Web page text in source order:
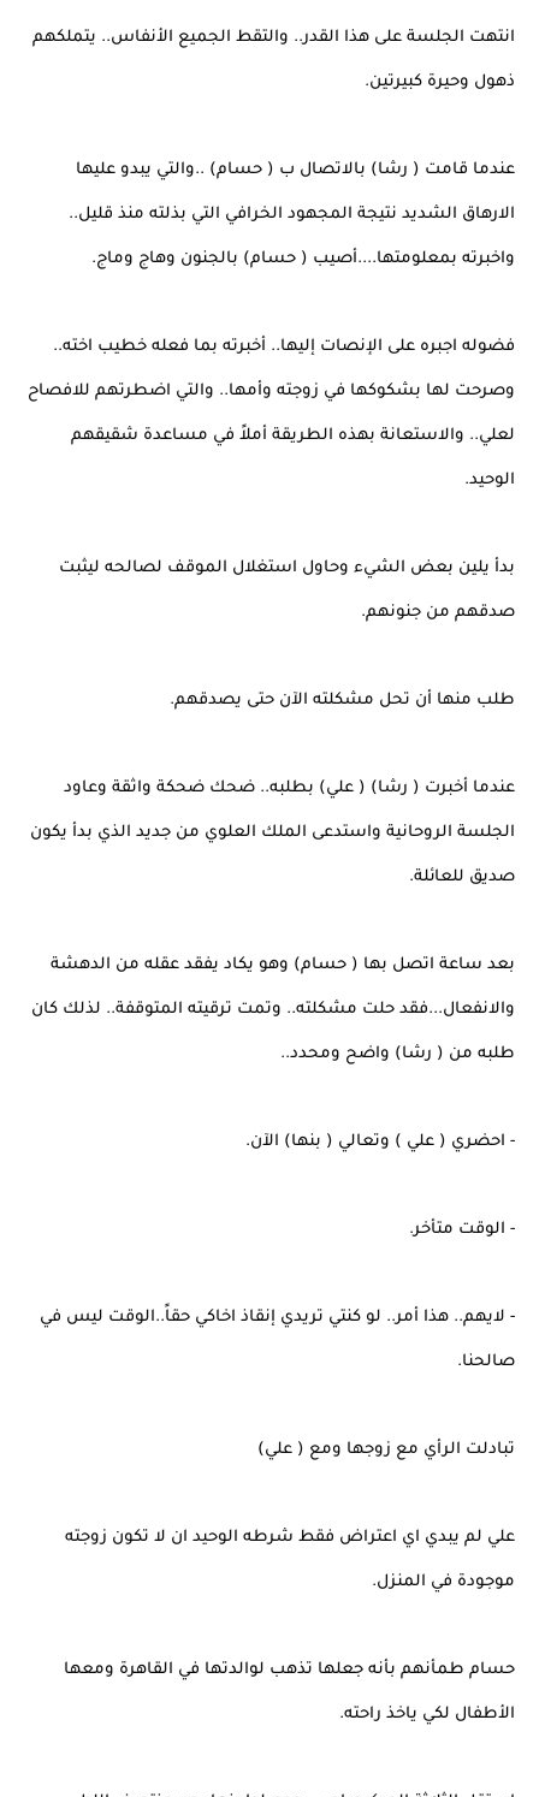
انتهت الجلسة على هذا القدر.. والتقط الجميع الأنفاس.. يتملكهم
ذهول وحيرة كبيرتين.
عندما قامت ( رشا) بالاتصال ب ( حسام) ..والتي يبدو عليها
الارهاق الشديد نتيجة المجهود الخرافي التي بذلته منذ قليل..
واخبرته بمعلومتها....أصيب ( حسام) بالجنون وهاج وماج.
فضوله اجبره على الإنصات إليها.. أخبرته بما فعله خطيب اخته..
وصرحت لها بشكوكها في زوجته وأمها.. والتي اضطرتهم للافصاح
لعلي.. والاستعانة بهذه الطريقة أملاً في مساعدة شقيقهم
الوحيد.
بدأ يلين بعض الشيء وحاول استغلال الموقف لصالحه ليثبت
صدقهم من جنونهم.
طلب منها أن تحل مشكلته الآن حتى يصدقهم.
عندما أخبرت ( رشا) ( علي) بطلبه.. ضحك ضحكة واثقة وعاود
الجلسة الروحانية واستدعى الملك العلوي من جديد الذي بدأ يكون
صديق للعائلة.
بعد ساعة اتصل بها ( حسام) وهو يكاد يفقد عقله من الدهشة
والانفعال...فقد حلت مشكلته.. وتمت ترقيته المتوقفة.. لذلك كان
طلبه من ( رشا) واضح ومحدد..
- احضري ( علي ) وتعالي ( بنها) الآن.
- الوقت متأخر.
- لايهم.. هذا أمر.. لو كنتي تريدي إنقاذ اخاكي حقاً..الوقت ليس في
صالحنا.
تبادلت الرأي مع زوجها ومع ( علي)
علي لم يبدي اي اعتراض فقط شرطه الوحيد ان لا تكون زوجته
موجودة في المنزل.
حسام طمأنهم بأنه جعلها تذهب لوالدتها في القاهرة ومعها
الأطفال لكي ياخذ راحته.